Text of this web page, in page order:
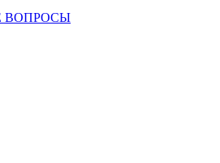
ВОПРОСЫ